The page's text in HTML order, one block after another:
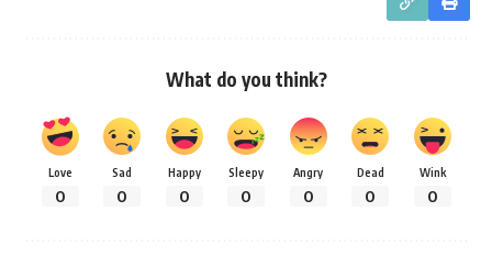
What do you think?
Love
0
Sad
0
Happy
0
Sleepy
0
Angry
0
Dead
0
Wink
0